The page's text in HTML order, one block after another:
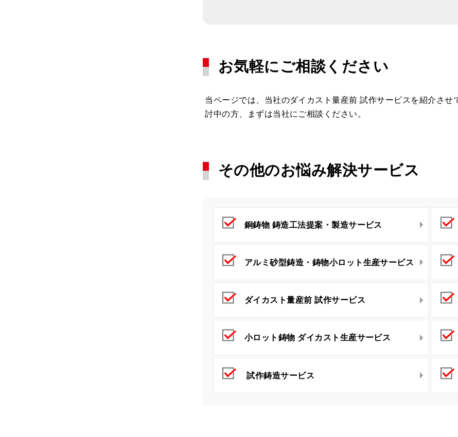
お気軽にご相談ください
当ページでは、当社のダイカスト量産前 試作サービスを紹介さ
討中の方、まずは当社にご相談ください。
その他のお悩み解決サービス
銅鋳物 鋳造工法提案・製造サービス
アルミ砂型鋳造・鋳物小ロット生産サービス
ダイカスト量産前 試作サービス
小ロット鋳物 ダイカスト生産サービス
試作鋳造サービス